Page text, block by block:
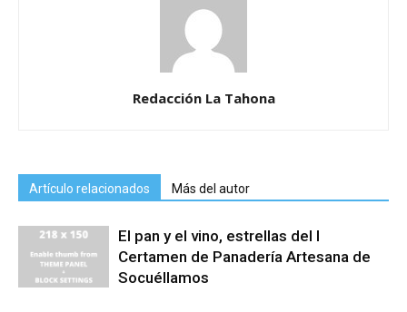
Redacción La Tahona
Artículo relacionados Más del autor
El pan y el vino, estrellas del I
Certamen de Panadería Artesana de
Socuéllamos